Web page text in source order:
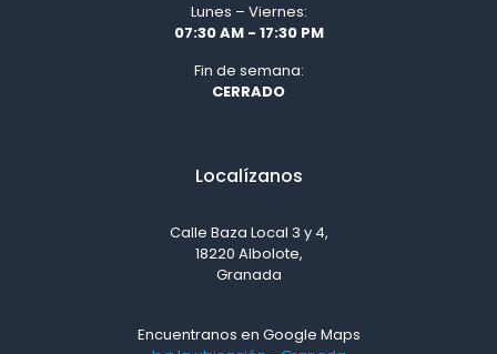
Lunes – Viernes:
07:30 AM - 17:30 PM
Fin de semana:
CERRADO
Localízanos
Calle Baza Local 3 y 4,
18220 Albolote,
Granada
Encuentranos en Google Maps